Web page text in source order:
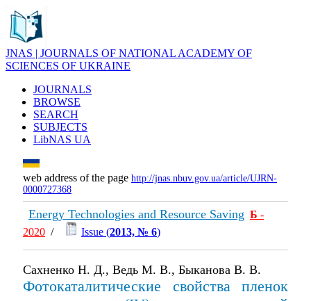
JNAS | JOURNALS OF NATIONAL ACADEMY OF
SCIENCES OF UKRAINE
JOURNALS
BROWSE
SEARCH
SUBJECTS
LibNAS UA
web address of the page http://jnas.nbuv.gov.ua/article/UJRN-
0000727368
Energy Technologies and Resource Saving Б -
2020 / Issue (2013, № 6)
Сахненко Н. Д., Ведь М. В., Быканова В. В.
Фотокаталитические свойства пленок